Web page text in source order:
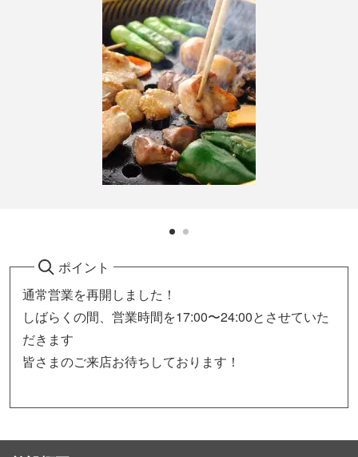
ポイント
通常営業を再開しました！
しばらくの間、営業時間を17:00〜24:00とさせていた
だきます
皆さまのご来店お待ちしております！